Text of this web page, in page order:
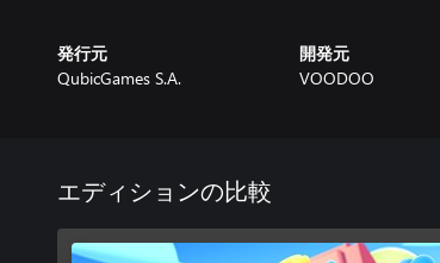
軍隊を結集し、コレクションカードのパワーを活
ンになろう！
発行元
QubicGames S.A.
開発元
VOODOO
エディションの比較